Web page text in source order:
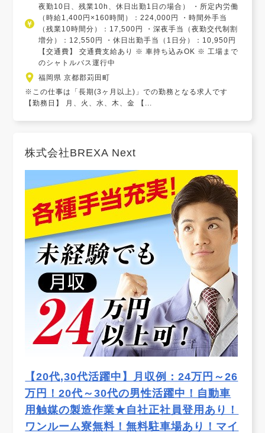
夜勤10日、残業10h、休日出勤1日の場合） ・所定内労働
（時給1,400円×160時間）：224,000円 ・時間外手当
（残業10時間分）：17,500円 ・深夜手当（夜勤交代制割
増分）：12,550円 ・休日出勤手当（1日分）：10,950円
【交通費】 交通費支給あり ※ 車持ち込みOK ※ 工場まで
のシャトルバス運行中
福岡県 京都郡苅田町
※この仕事は「長期(3ヶ月以上)」での勤務となる求人です
【勤務日】 月、火、水、木、金 【...
株式会社BREXA Next
【20代,30代活躍中】月収例：24万円～26
万円！20代～30代の男性活躍中！自動車
用触媒の製造作業★自社正社員登用あり！
ワンルーム寮無料！無料駐車場あり！マイ